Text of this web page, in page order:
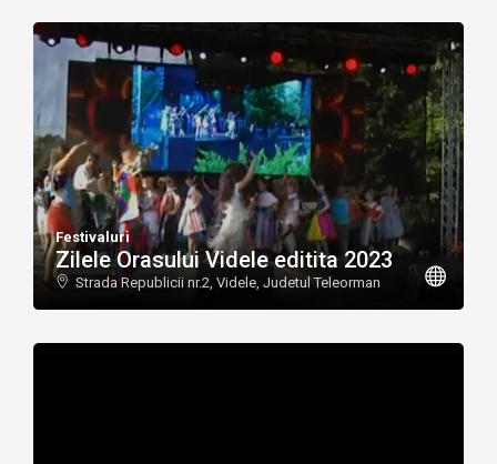
Festivaluri
Zilele Orasului Videle editita 2023
Strada Republicii nr.2, Videle, Judetul Teleorman